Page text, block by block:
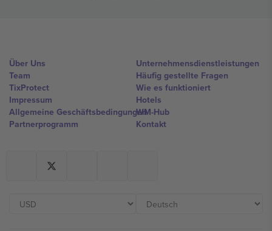
Über Uns
Team
TixProtect
Impressum
Allgemeine Geschäftsbedingungen
Partnerprogramm
Unternehmensdienstleistungen
Häufig gestellte Fragen
Wie es funktioniert
Hotels
WM-Hub
Kontakt